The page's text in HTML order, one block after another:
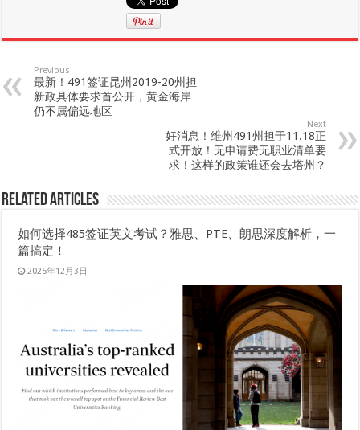
Previous
最新！491签证昆州2019-20州担
新政具体要求首公开，黄金海岸
仍不属偏远地区
Next
好消息！维州491州担于11.18正
式开放！无申请费无职业清单要
求！这样的政策谁还会去塔州？
Related Articles
如何选择485签证英文考试？雅思、PTE、朗思深度解析，一
篇搞定！
2025年12月3日